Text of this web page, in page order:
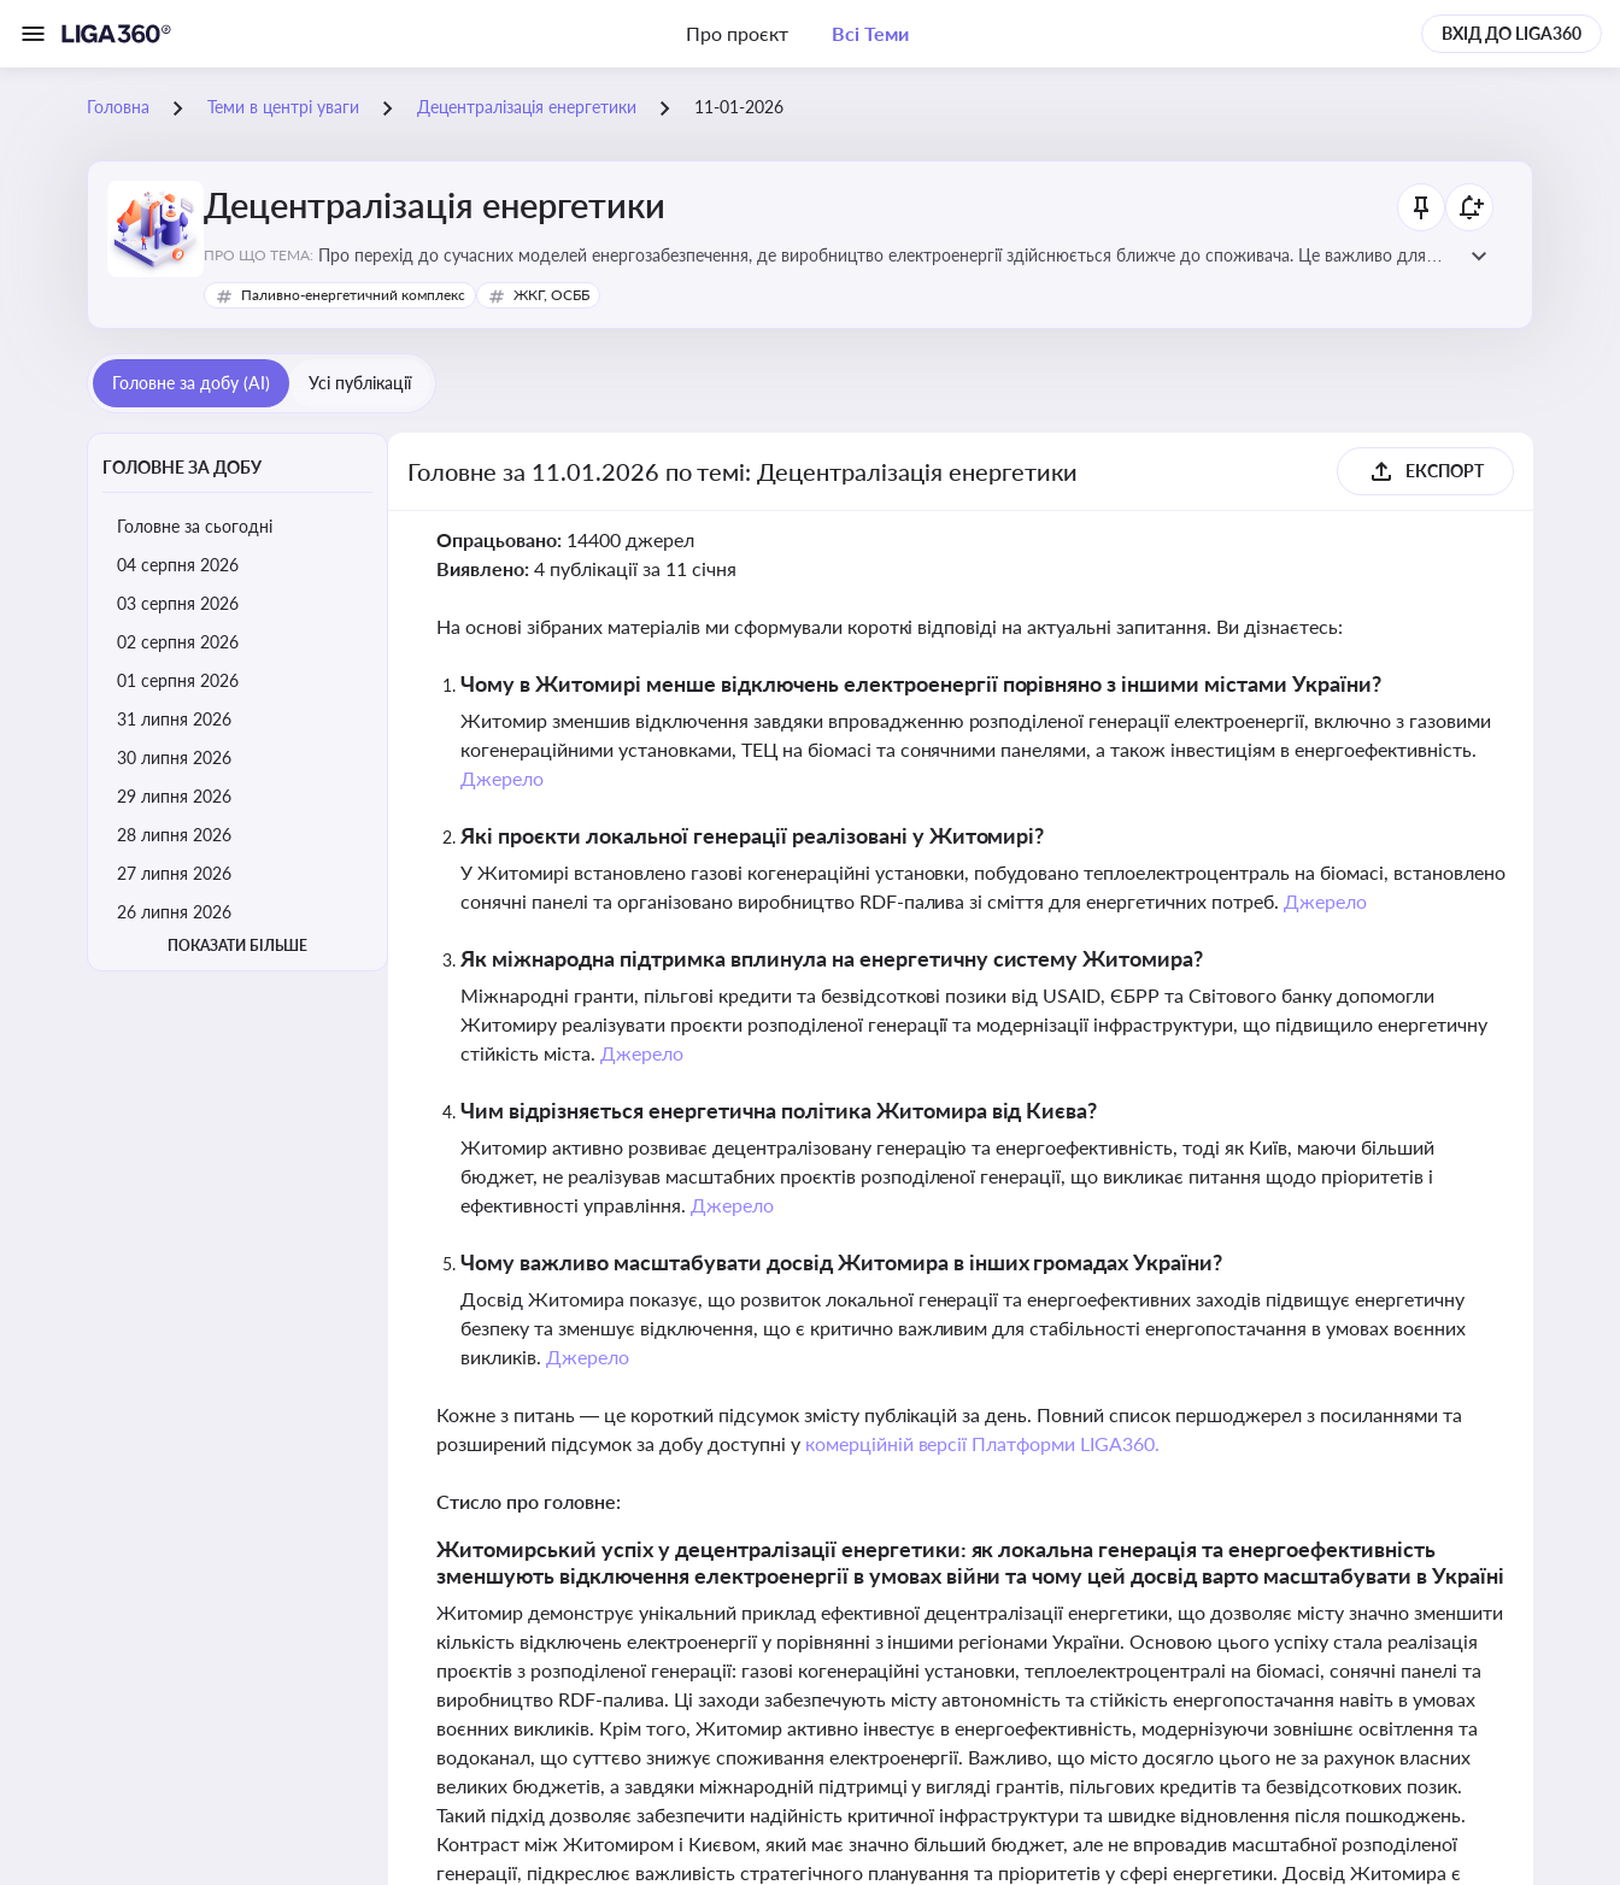
Про проєкт Всі Теми ВХІД ДО LIGA360
Головна Теми в центрі уваги Децентралізація енергетики 11-01-2026
Децентралізація енергетики
ПРО ЩО ТЕМА: Про перехід до сучасних моделей енергозабезпечення, де виробництво електроенергії здійснюється ближче до споживача. Це важливо для
підвищення енергонезалежності громад, зменшення втрат при транспортуванні енергії та стимулювання розвитку відновлюваних джерел
Паливно-енергетичний комплекс ЖКГ, ОСББ
Головне за добу (AI) Усі публікації
ГОЛОВНЕ ЗА ДОБУ
Головне за сьогодні
04 серпня 2026
03 серпня 2026
02 серпня 2026
01 серпня 2026
31 липня 2026
30 липня 2026
29 липня 2026
28 липня 2026
27 липня 2026
26 липня 2026
ПОКАЗАТИ БІЛЬШЕ
Головне за 11.01.2026 по темі: Децентралізація енергетики ЕКСПОРТ
Опрацьовано: 14400 джерел
Виявлено: 4 публікації за 11 січня
На основі зібраних матеріалів ми сформували короткі відповіді на актуальні запитання. Ви дізнаєтесь:
Чому в Житомирі менше відключень електроенергії порівняно з іншими містами України?
Житомир зменшив відключення завдяки впровадженню розподіленої генерації електроенергії, включно з газовими
когенераційними установками, ТЕЦ на біомасі та сонячними панелями, а також інвестиціям в енергоефективність.
Джерело
Які проєкти локальної генерації реалізовані у Житомирі?
У Житомирі встановлено газові когенераційні установки, побудовано теплоелектроцентраль на біомасі, встановлено
сонячні панелі та організовано виробництво RDF-палива зі сміття для енергетичних потреб. Джерело
Як міжнародна підтримка вплинула на енергетичну систему Житомира?
Міжнародні гранти, пільгові кредити та безвідсоткові позики від USAID, ЄБРР та Світового банку допомогли
Житомиру реалізувати проєкти розподіленої генерації та модернізації інфраструктури, що підвищило енергетичну
стійкість міста. Джерело
Чим відрізняється енергетична політика Житомира від Києва?
Житомир активно розвиває децентралізовану генерацію та енергоефективність, тоді як Київ, маючи більший
бюджет, не реалізував масштабних проєктів розподіленої генерації, що викликає питання щодо пріоритетів і
ефективності управління. Джерело
Чому важливо масштабувати досвід Житомира в інших громадах України?
Досвід Житомира показує, що розвиток локальної генерації та енергоефективних заходів підвищує енергетичну
безпеку та зменшує відключення, що є критично важливим для стабільності енергопостачання в умовах воєнних
викликів. Джерело
Кожне з питань — це короткий підсумок змісту публікацій за день. Повний список першоджерел з посиланнями та
розширений підсумок за добу доступні у комерційній версії Платформи LIGA360.
Стисло про головне:
Житомирський успіх у децентралізації енергетики: як локальна генерація та енергоефективність
зменшують відключення електроенергії в умовах війни та чому цей досвід варто масштабувати в Україні
Житомир демонструє унікальний приклад ефективної децентралізації енергетики, що дозволяє місту значно зменшити
кількість відключень електроенергії у порівнянні з іншими регіонами України. Основою цього успіху стала реалізація
проєктів з розподіленої генерації: газові когенераційні установки, теплоелектроцентралі на біомасі, сонячні панелі та
виробництво RDF-палива. Ці заходи забезпечують місту автономність та стійкість енергопостачання навіть в умовах
воєнних викликів. Крім того, Житомир активно інвестує в енергоефективність, модернізуючи зовнішнє освітлення та
водоканал, що суттєво знижує споживання електроенергії. Важливо, що місто досягло цього не за рахунок власних
великих бюджетів, а завдяки міжнародній підтримці у вигляді грантів, пільгових кредитів та безвідсоткових позик.
Такий підхід дозволяє забезпечити надійність критичної інфраструктури та швидке відновлення після пошкоджень.
Контраст між Житомиром і Києвом, який має значно більший бюджет, але не впровадив масштабної розподіленої
генерації, підкреслює важливість стратегічного планування та пріоритетів у сфері енергетики. Досвід Житомира є